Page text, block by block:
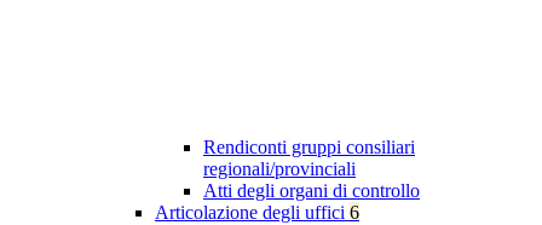
Rendiconti gruppi consiliari
regionali/provinciali
Atti degli organi di controllo
Articolazione degli uffici 6